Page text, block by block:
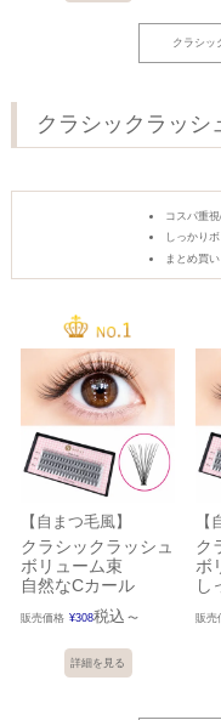
クラシッ
クラシックラッシ
コスパ重視
しっかり
まとめ買
【自まつ毛風】
クラシックラッシュ
ボリューム束
自然なCカール
販売価格 ¥308税込 〜
詳細を見る
【
ク
ボ
し
販売